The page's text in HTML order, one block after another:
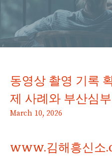
동영상 촬영 기록
제 사례와 부산심
March 10, 2026
www.김해흥신소